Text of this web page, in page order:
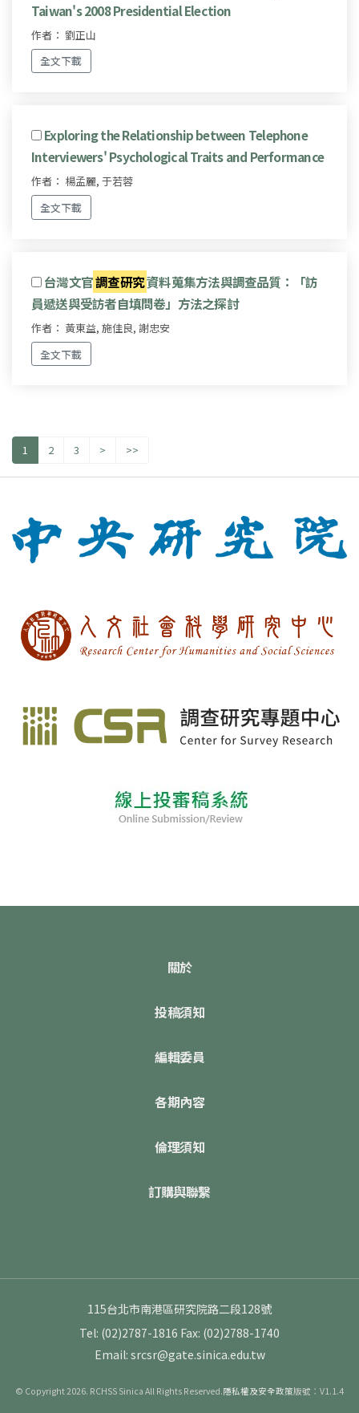
Taiwan's 2008 Presidential Election
作者： 劉正山
全文下載
Exploring the Relationship between Telephone
Interviewers' Psychological Traits and Performance
作者： 楊孟麗, 于若蓉
全文下載
台灣文官調查研究資料蒐集方法與調查品質：「訪
員遞送與受訪者自填問卷」方法之探討
作者： 黃東益, 施佳良, 謝忠安
全文下載
1 2 3 > >>
關於
投稿須知
編輯委員
各期內容
倫理須知
訂購與聯繫
115台北市南港區研究院路二段128號
Tel: (02)2787-1816 Fax: (02)2788-1740
Email: srcsr@gate.sinica.edu.tw
© Copyright 2026. RCHSS Sinica All Rights Reserved.隱私權及安全政策版號：V1.1.4